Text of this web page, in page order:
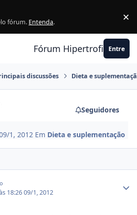
fórum. Entenda. ×
Fórum Hipertrofia.org
Entre
discussões Dieta e
Seguidores
1, 2012 Em Dieta e suplementação
18:2609/1, 2012